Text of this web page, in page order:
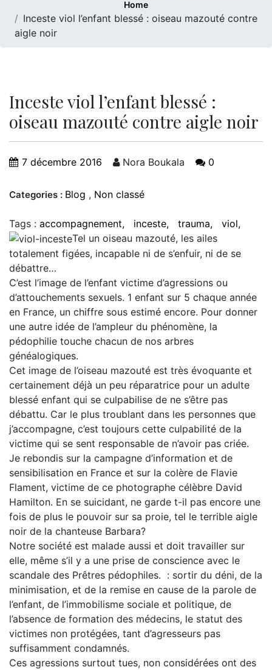
Home
Inceste viol l’enfant blessé : oiseau mazouté contre
aigle noir
Inceste viol l’enfant blessé :
oiseau mazouté contre aigle noir
7 décembre 2016 Nora Boukala 0
Categories : Blog , Non classé
Tags : accompagnement inceste trauma
viol
Tel un oiseau mazouté, les ailes
totalement figées, incapable ni de s’enfuir, ni de se
débattre…
C’est l’image de l’enfant victime d’agressions ou
d’attouchements sexuels. 1 enfant sur 5 chaque année
en France, un chiffre sous estimé encore. Pour donner
une autre idée de l’ampleur du phénomène, la
pédophilie touche chacun de nos arbres
généalogiques.
Cet image de l’oiseau mazouté est très évoquante et
certainement déjà un peu réparatrice pour un adulte
blessé enfant qui se culpabilise de ne s’être pas
débattu. Car le plus troublant dans les personnes que
j’accompagne, c’est toujours cette culpabilité de la
victime qui se sent responsable de n’avoir pas criée.
Je rebondis sur la campagne d’information et de
sensibilisation en France et sur la colère de Flavie
Flament, victime de ce photographe célèbre David
Hamilton. En se suicidant, ne garde t-il pas encore une
fois de plus le pouvoir sur sa proie, tel le terrible aigle
noir de la chanteuse Barbara?
Notre société est malade aussi et doit travailler sur
elle, même s’il y a une prise de conscience avec le
scandale des Prêtres pédophiles. : sortir du déni, de la
minimisation, et de la remise en cause de la parole de
l’enfant, de l’immobilisme sociale et politique, de
l’absence de formation des médecins, le statut des
victimes non protégées, tant d’agresseurs pas
suffisamment condamnés.
Ces agressions surtout tues, non considérées ont des